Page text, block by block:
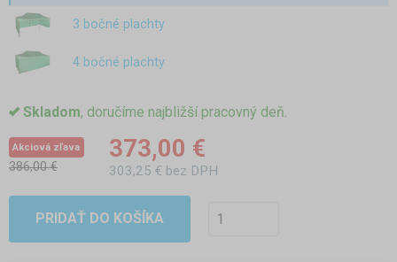
3 bočné plachty
4 bočné plachty
Skladom, doručíme najbližší pracovný deň.
Akciová zľava
386,00 €
373,00 €
303,25 € bez DPH
PRIDAŤ DO KOŠÍKA